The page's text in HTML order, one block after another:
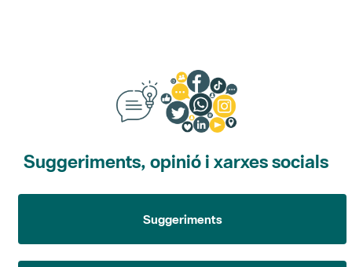
Suggeriments, opinió i xarxes socials
Suggeriments